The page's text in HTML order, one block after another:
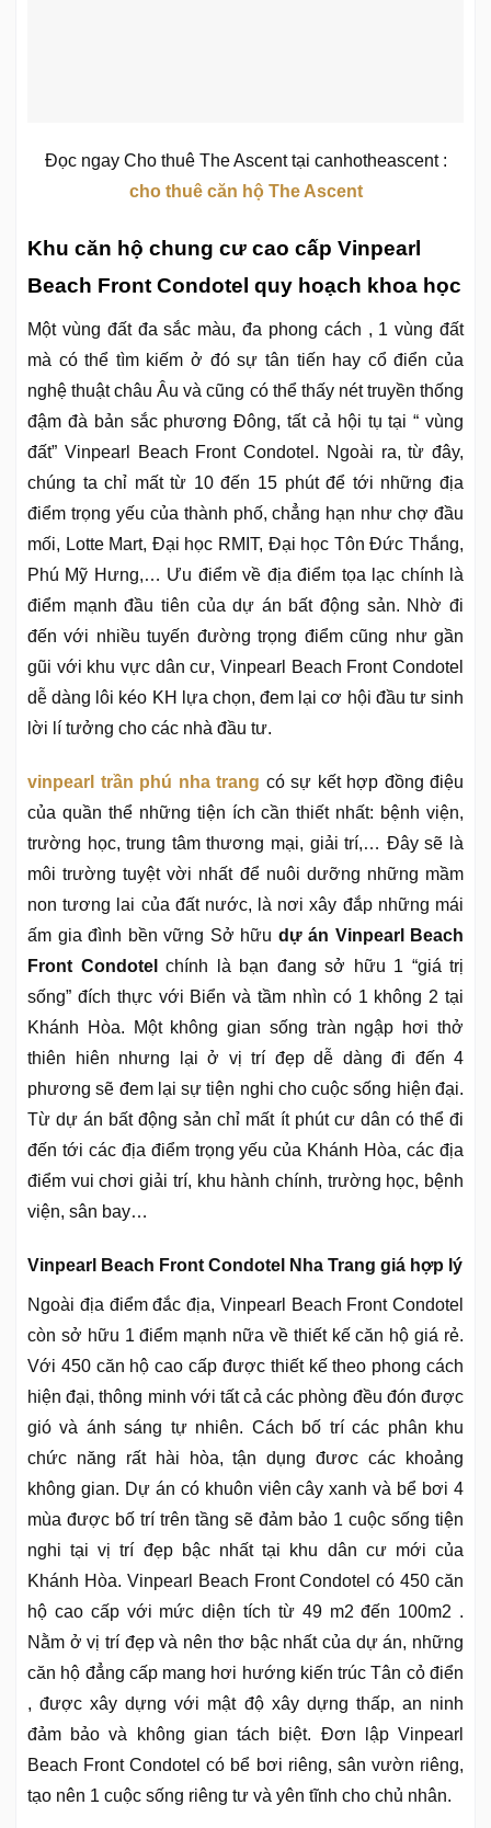
Đọc ngay Cho thuê The Ascent tại canhotheascent :
cho thuê căn hộ The Ascent
Khu căn hộ chung cư cao cấp Vinpearl
Beach Front Condotel quy hoạch khoa học
Một vùng đất đa sắc màu, đa phong cách , 1 vùng đất
mà có thể tìm kiếm ở đó sự tân tiến hay cổ điển của
nghệ thuật châu Âu và cũng có thể thấy nét truyền thống
đậm đà bản sắc phương Đông, tất cả hội tụ tại “ vùng
đất” Vinpearl Beach Front Condotel. Ngoài ra, từ đây,
chúng ta chỉ mất từ 10 đến 15 phút để tới những địa
điểm trọng yếu của thành phố, chẳng hạn như chợ đầu
mối, Lotte Mart, Đại học RMIT, Đại học Tôn Đức Thắng,
Phú Mỹ Hưng,… Ưu điểm về địa điểm tọa lạc chính là
điểm mạnh đầu tiên của dự án bất động sản. Nhờ đi
đến với nhiều tuyến đường trọng điểm cũng như gần
gũi với khu vực dân cư, Vinpearl Beach Front Condotel
dễ dàng lôi kéo KH lựa chọn, đem lại cơ hội đầu tư sinh
lời lí tưởng cho các nhà đầu tư.
vinpearl trần phú nha trang có sự kết hợp đồng điệu
của quần thể những tiện ích cần thiết nhất: bệnh viện,
trường học, trung tâm thương mại, giải trí,… Đây sẽ là
môi trường tuyệt vời nhất để nuôi dưỡng những mầm
non tương lai của đất nước, là nơi xây đắp những mái
ấm gia đình bền vững Sở hữu dự án Vinpearl Beach
Front Condotel
chính là bạn đang sở hữu 1 “giá trị
sống” đích thực với Biển và tầm nhìn có 1 không 2 tại
Khánh Hòa. Một không gian sống tràn ngập hơi thở
thiên hiên nhưng lại ở vị trí đẹp dễ dàng đi đến 4
phương sẽ đem lại sự tiện nghi cho cuộc sống hiện đại.
Từ dự án bất động sản chỉ mất ít phút cư dân có thể đi
đến tới các địa điểm trọng yếu của Khánh Hòa, các địa
điểm vui chơi giải trí, khu hành chính, trường học, bệnh
viện, sân bay…
Vinpearl Beach Front Condotel Nha Trang giá hợp lý
Ngoài địa điểm đắc địa, Vinpearl Beach Front Condotel
còn sở hữu 1 điểm mạnh nữa về thiết kế căn hộ giá rẻ.
Với 450 căn hộ cao cấp được thiết kế theo phong cách
hiện đại, thông minh với tất cả các phòng đều đón được
gió và ánh sáng tự nhiên. Cách bố trí các phân khu
chức năng rất hài hòa, tận dụng đươc các khoảng
không gian. Dự án có khuôn viên cây xanh và bể bơi 4
mùa được bố trí trên tầng sẽ đảm bảo 1 cuộc sống tiện
nghi tại vị trí đẹp bậc nhất tại khu dân cư mới của
Khánh Hòa. Vinpearl Beach Front Condotel có 450 căn
hộ cao cấp với mức diện tích từ 49 m2 đến 100m2 .
Nằm ở vị trí đẹp và nên thơ bậc nhất của dự án, những
căn hộ đẳng cấp mang hơi hướng kiến trúc Tân cỏ điển
, được xây dựng với mật độ xây dựng thấp, an ninh
đảm bảo và không gian tách biệt. Đơn lập Vinpearl
Beach Front Condotel có bể bơi riêng, sân vườn riêng,
tạo nên 1 cuộc sống riêng tư và yên tĩnh cho chủ nhân.